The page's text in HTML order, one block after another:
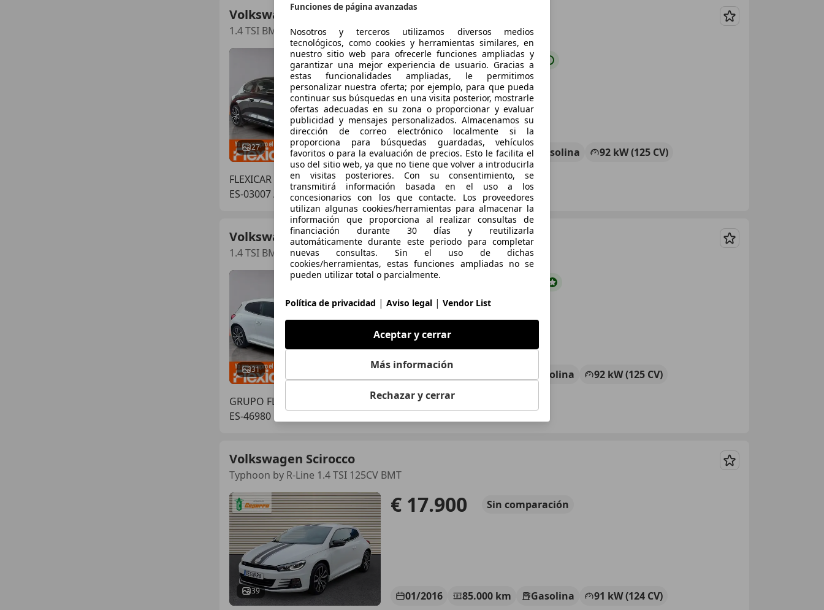
Volkswagen Scirocco
1.4 TSI BMT Typhoon by R-Line
Guardar
27
€ 15.390 Preciojusto
01/2017 112.100 km Gasolina
92 kW (125 CV)
FLEXICAR ALICANTE.
ES-03007 ALICANTE
Volkswagen Scirocco
1.4 TSI BMT R-Line
Guardar
31
€ 13.490
Gasolina
92 kW (125 CV)
GRUPO FLEXICAR VALENCIA.
ES-46980 PATERNA
Volkswagen Scirocco
Typhoon by R-Line 1.4 TSI 125CV BMT
Guardar
39
€ 17.900 Sin comparación
01/2016 85.000 km Gasolina 91 kW (124 CV)
Funciones de página avanzadas
Nosotros y terceros utilizamos diversos medios
tecnológicos, como cookies y herramientas similares, en
nuestro sitio web para ofrecerle funciones ampliadas y
garantizar una mejor experiencia de usuario. Gracias a
estas funcionalidades ampliadas, le permitimos
personalizar nuestra oferta; por ejemplo, para que pueda
continuar sus búsquedas en una visita posterior, mostrarle
ofertas adecuadas en su zona o proporcionar y evaluar
publicidad y mensajes personalizados. Almacenamos su
dirección de correo electrónico localmente si la
proporciona para búsquedas guardadas, vehículos
favoritos o para la evaluación de precios. Esto le facilita el
uso del sitio web, ya que no tiene que volver a introducirla
en visitas posteriores. Con su consentimiento, se
transmitirá información basada en el uso a los
concesionarios con los que contacte. Los proveedores
utilizan algunas cookies/herramientas para almacenar la
información que proporciona al realizar consultas de
financiación durante 30 días y reutilizarla
automáticamente durante este periodo para completar
nuevas consultas. Sin el uso de dichas
cookies/herramientas, estas funciones ampliadas no se
pueden utilizar total o parcialmente.
Política de privacidad | Aviso legal | Vendor List
Aceptar y cerrar
Más información
Rechazar y cerrar